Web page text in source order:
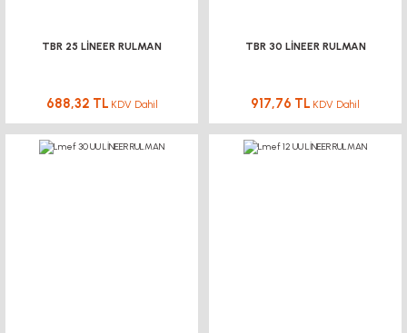
TBR 25 LİNEER RULMAN
688,32 TL KDV Dahil
TBR 30 LİNEER RULMAN
917,76 TL KDV Dahil